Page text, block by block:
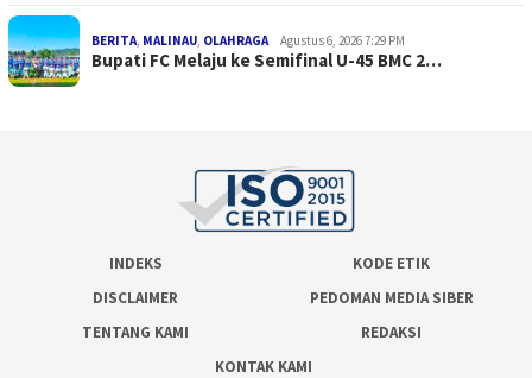
BERITA, MALINAU, OLAHRAGA Agustus 6, 2026 7:29 PM
Bupati FC Melaju ke Semifinal U-45 BMC 2…
INDEKS
KODE ETIK
DISCLAIMER
PEDOMAN MEDIA SIBER
TENTANG KAMI
REDAKSI
KONTAK KAMI